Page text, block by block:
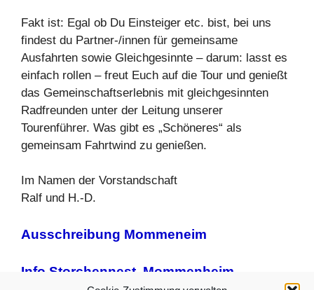
Fakt ist: Egal ob Du Einsteiger etc. bist, bei uns
findest du Partner-/innen für gemeinsame
Ausfahrten sowie Gleichgesinnte – darum: lasst es
einfach rollen – freut Euch auf die Tour und genießt
das Gemeinschaftserlebnis mit gleichgesinnten
Radfreunden unter der Leitung unserer
Tourenführer. Was gibt es „Schöneres“ als
gemeinsam Fahrtwind zu genießen.
Im Namen der Vorstandschaft
Ralf und H.-D.
Ausschreibung Mommeneim
Info Storchennest, Mommenheim